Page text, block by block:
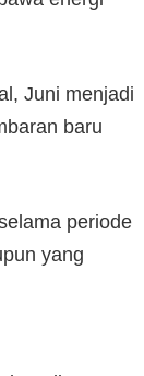
Juni menjadi
baru
periode
yang